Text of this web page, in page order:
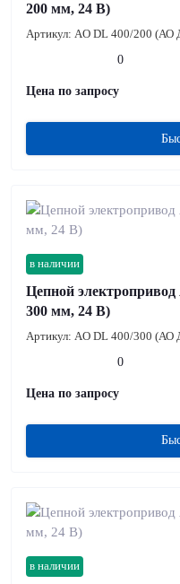
200 мм, 24 В)
Артикул: AO DL 400/200 (АО
0
Цена по запросу
в наличии
Цепной электропривод
300 мм, 24 В)
Артикул: AO DL 400/300 (АО
0
Цена по запросу
в наличии